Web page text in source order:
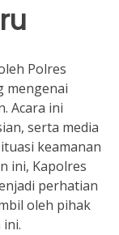
Polres
mengenai
Acara ini
serta media
keamanan
ini, Kapolres
perhatian
oleh pihak